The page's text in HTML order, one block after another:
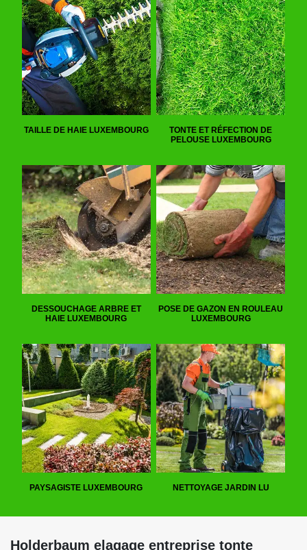
TAILLE DE HAIE LUXEMBOURG
TONTE ET RÉFECTION DE
PELOUSE LUXEMBOURG
DESSOUCHAGE ARBRE ET
HAIE LUXEMBOURG
POSE DE GAZON EN ROULEAU
LUXEMBOURG
PAYSAGISTE LUXEMBOURG NETTOYAGE JARDIN LU
Holderbaum elagage entreprise tonte